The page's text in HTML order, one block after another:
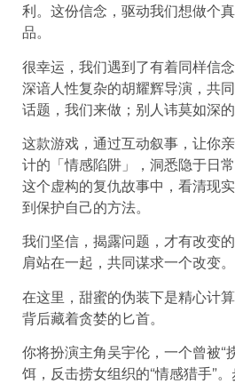
利。这份信念，驱动我们想做个
品。
很幸运，我们遇到了有着同样信
深谙人性复杂的胡耀辉导演，共
话题，我们来做；别人讳莫如深
这款游戏，通过互动叙事，让你
计的「情感陷阱」，洞悉隐于日
这个虚构的复仇故事中，看清现
到保护自己的方法。
我们坚信，揭露问题，才有改变
肩站在一起，共同谋求一个改变。
在这里，甜蜜的伪装下是精心计
背后藏着贪婪的匕首。
你将扮演主角吴宇伦，一个曾被“
饵，反击捞女组织的“情感猎手”